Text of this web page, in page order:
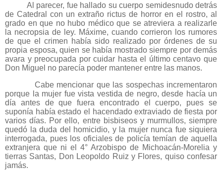
Al parecer, fue hallado su cuerpo semidesnudo detrás
de Catedral con un extraño rictus de horror en el rostro, al
grado en que no hubo médico que se atreviera a realizarle
la necropsia de ley. Máxime, cuando corrieron los rumores
de que el crimen había sido realizado por órdenes de su
propia esposa, quien se había mostrado siempre por demás
avara y preocupada por cuidar hasta el último centavo que
Don Miguel no parecía poder mantener entre las manos.
Cabe mencionar que las sospechas incrementaron
porque la mujer fue vista vestida de negro, desde hacía un
día antes de que fuera encontrado el cuerpo, pues se
suponía había estado el hacendado extraviado de fiesta por
varios días. Por ello, entre bisbiseos y murmullos, siempre
quedó la duda del homicidio, y la mujer nunca fue siquiera
interrogada, pues los oficiales de policía temían de aquella
extranjera que ni el 4° Arzobispo de Michoacán-Morelia y
tierras Santas, Don Leopoldo Ruiz y Flores, quiso confesar
jamás.